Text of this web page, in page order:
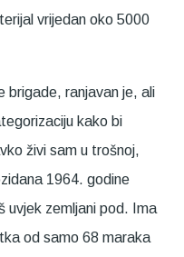
vrijedan oko 5000
brigade, ranjavan je, ali
kako bi
živi sam u trošnoj,
1964. godine
uvjek zemljani pod. Ima
od samo 68 maraka